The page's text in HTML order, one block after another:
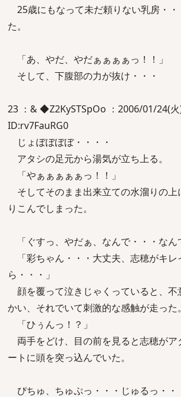
25歳にもなって未だ頼りない乳房・
た。
「あ、やだ、やだぁぁぁぁっ！！」
そして、下腹部の力が抜け・・・
23 ：& ◆Z2KySTSpOo ：2006/01/24(
ID:rv7FauRG0
じょぼぼぼぼ・・・・
アタシの足元から湯気が立ち上る。
「やぁぁぁぁぁっ！！」
そしてそのまま出来立ての水溜りの上
りこんでしまった。
「ぐすっ、やだぁ、なんで・・・なん
「彩ちゃん・・・大丈夫、志穂がキレ
ら・・・」
顔を覆って泣きじゃくっていると、不
かい、それでいて刺激的な感触が走った。
「ひぅんっ！？」
両手をどけ、目の前を見ると志穂がア
ートに頭を突っ込んでいた。
ぴちゅ、ちゅぷっ・・・じゅるっ・・